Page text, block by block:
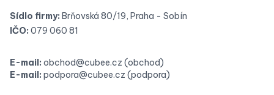
Sídlo firmy: Brňovská 80/19, Praha - Sobín
IČO: 079 060 81
E-mail: obchod@cubee.cz (obchod)
E-mail: podpora@cubee.cz (podpora)